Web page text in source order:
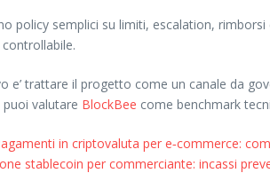
policy semplici su limiti, escalation,
e’ trattare il progetto come un canale da
valutare BlockBee come benchmark
in criptovaluta per e‑commerce:
stablecoin per commerciante: incassi